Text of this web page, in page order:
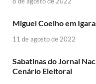
Miguel Coelho em
11 de agosto de 2022
Sabatinas do Jornal
Cenário Eleitoral